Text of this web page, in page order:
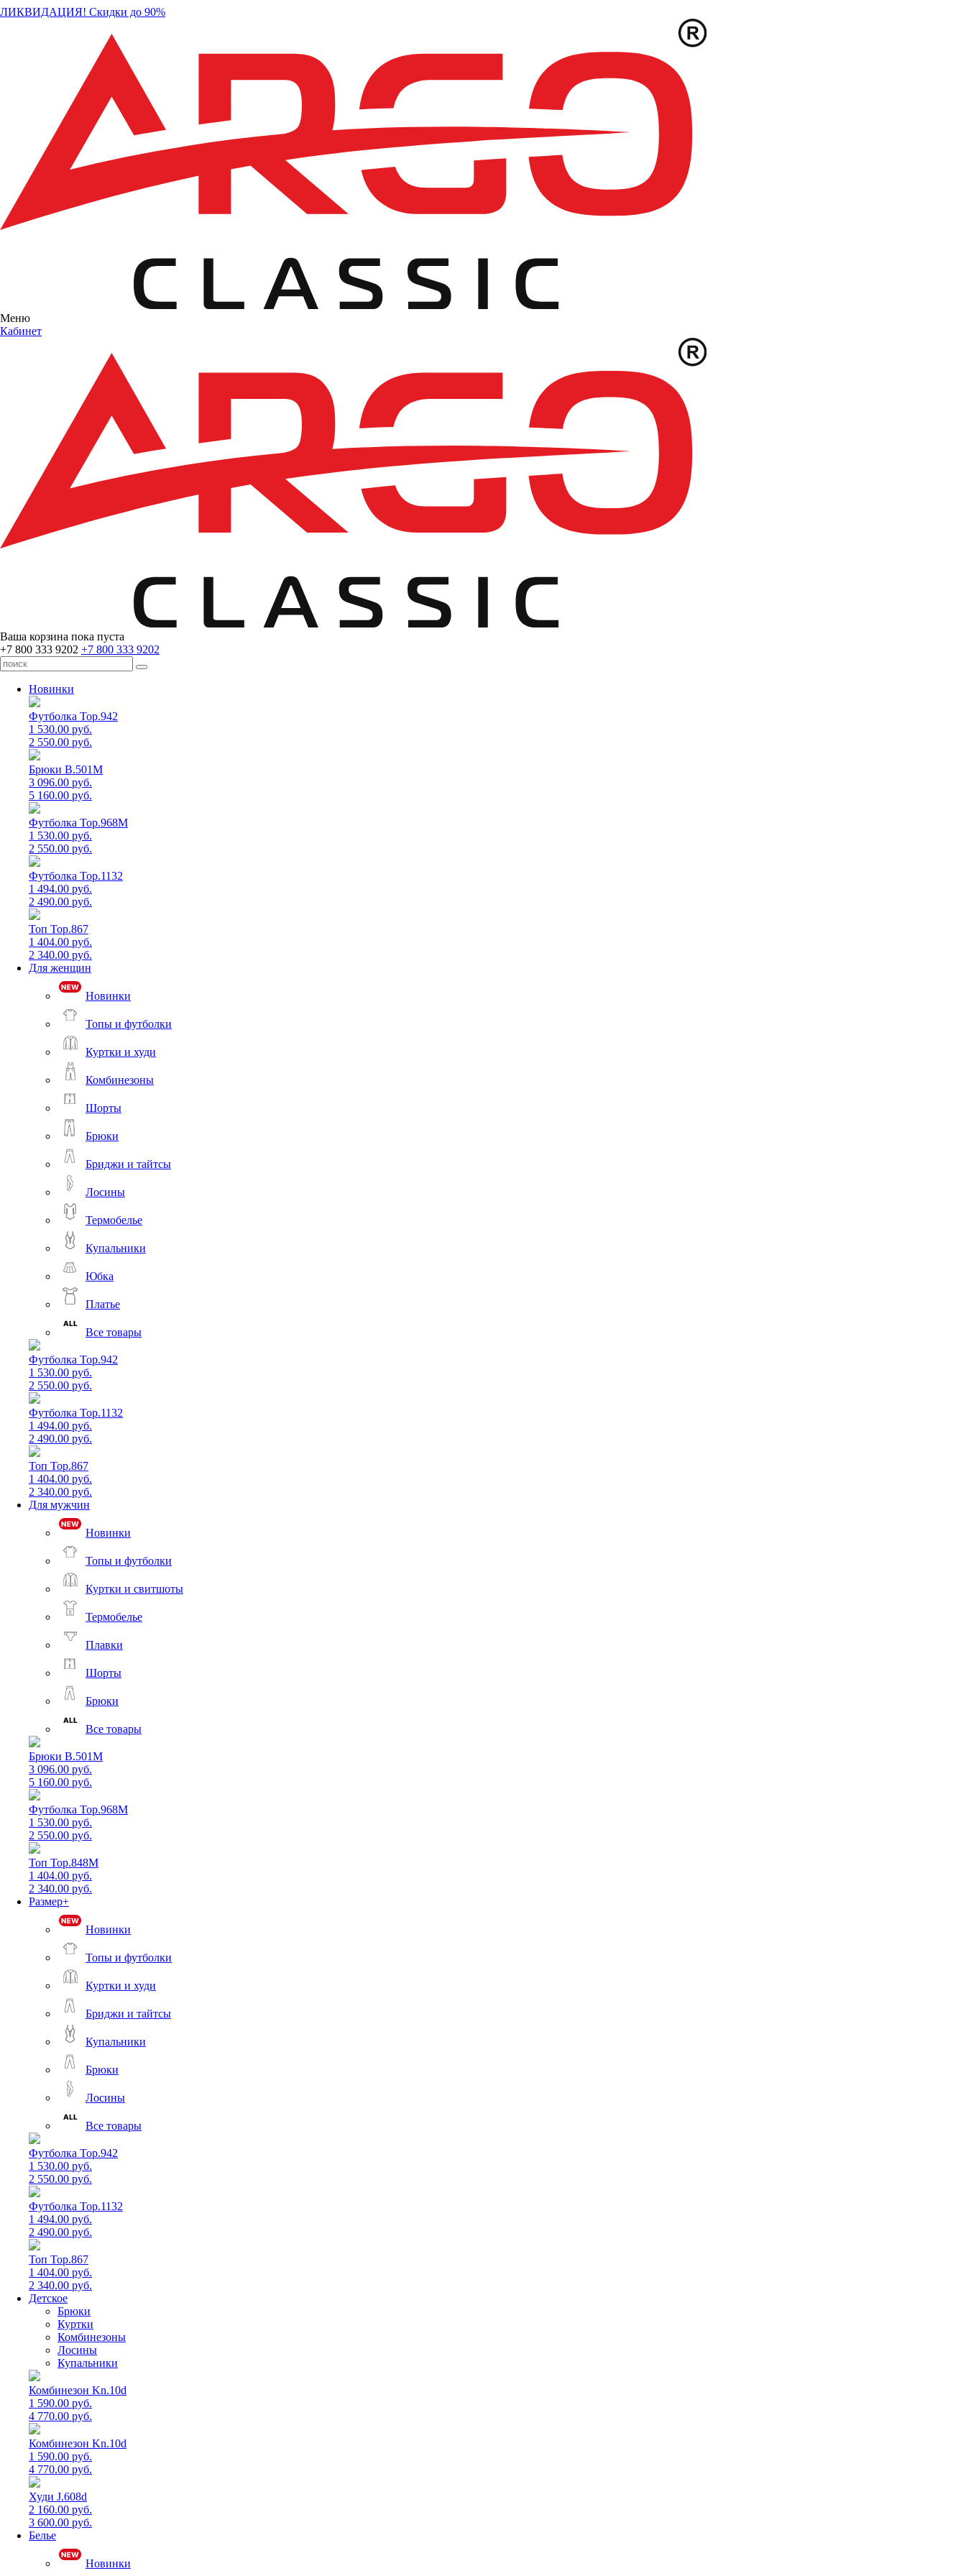
ЛИКВИДАЦИЯ! Скидки до 90%
Меню
Кабинет
Ваша корзина пока пуста
+7 800 333 9202 +7 800 333 9202
Новинки
Футболка Top.942
1 530.00 руб.
2 550.00 руб.
Брюки B.501M
3 096.00 руб.
5 160.00 руб.
Футболка Top.968M
1 530.00 руб.
2 550.00 руб.
Футболка Top.1132
1 494.00 руб.
2 490.00 руб.
Топ Top.867
1 404.00 руб.
2 340.00 руб.
Для женщин
Новинки
Топы и футболки
Куртки и худи
Комбинезоны
Шорты
Брюки
Бриджи и тайтсы
Лосины
Термобелье
Купальники
Юбка
Платье
Все товары
Футболка Top.942
1 530.00 руб.
2 550.00 руб.
Футболка Top.1132
1 494.00 руб.
2 490.00 руб.
Топ Top.867
1 404.00 руб.
2 340.00 руб.
Для мужчин
Новинки
Топы и футболки
Куртки и свитшоты
Термобелье
Плавки
Шорты
Брюки
Все товары
Брюки B.501M
3 096.00 руб.
5 160.00 руб.
Футболка Top.968M
1 530.00 руб.
2 550.00 руб.
Топ Top.848M
1 404.00 руб.
2 340.00 руб.
Размер+
Новинки
Топы и футболки
Куртки и худи
Бриджи и тайтсы
Купальники
Брюки
Лосины
Все товары
Футболка Top.942
1 530.00 руб.
2 550.00 руб.
Футболка Top.1132
1 494.00 руб.
2 490.00 руб.
Топ Top.867
1 404.00 руб.
2 340.00 руб.
Детское
Брюки
Куртки
Комбинезоны
Лосины
Купальники
Комбинезон Kn.10d
1 590.00 руб.
4 770.00 руб.
Комбинезон Kn.10d
1 590.00 руб.
4 770.00 руб.
Худи J.608d
2 160.00 руб.
3 600.00 руб.
Белье
Новинки